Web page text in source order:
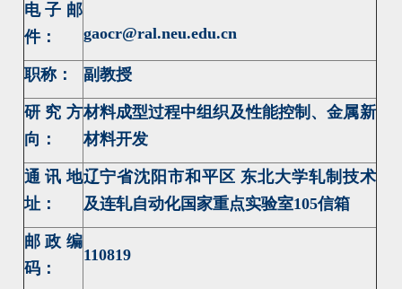
电子邮
件：
gaocr@ral.neu.edu.cn
职称： 副教授
研究方
向：
材料成型过程中组织及性能控制、金属新
材料开发
通讯地
址：
辽宁省沈阳市和平区 东北大学轧制技术
及连轧自动化国家重点实验室105信箱
邮政编
码：
110819